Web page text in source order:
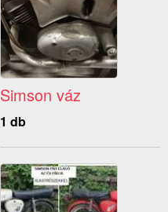
Simson váz
1 db